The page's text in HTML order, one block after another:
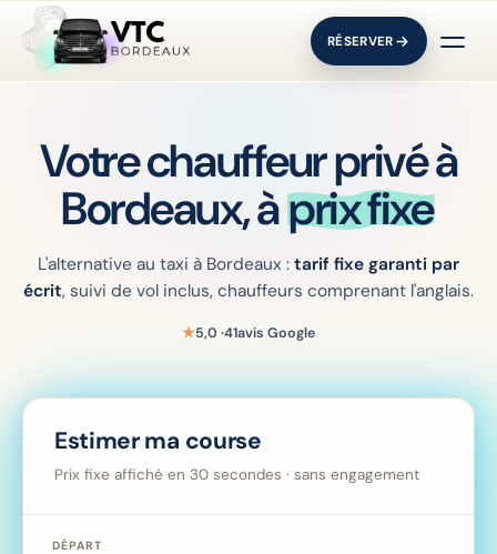
RÉSERVER
Votre chauffeur privé à
Bordeaux, àprix fixe
L'alternative au taxi à Bordeaux : tarif fixe garanti par
écrit, suivi de vol inclus, chauffeurs comprenant l'anglais.
★5,0 ·41avis Google
Estimer ma course
Prix fixe affiché en 30 secondes · sans engagement
DÉPART